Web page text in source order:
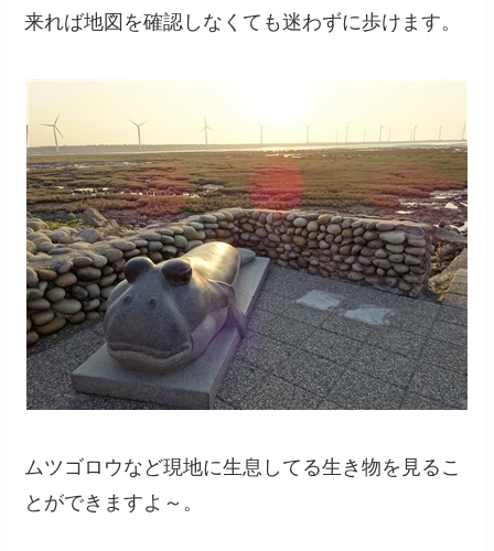
来れば地図を確認しなくても迷わずに歩けます。
ムツゴロウなど現地に生息してる生き物を見るこ
とができますよ～。